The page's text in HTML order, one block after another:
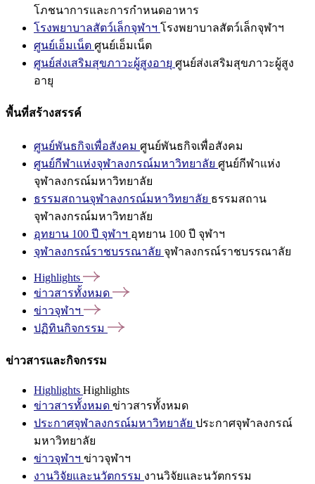
โภชนาการและการกำหนดอาหาร
โรงพยาบาลสัตว์เล็กจุฬาฯ โรงพยาบาลสัตว์เล็กจุฬาฯ
ศูนย์เอ็มเน็ต ศูนย์เอ็มเน็ต
ศูนย์ส่งเสริมสุขภาวะผู้สูงอายุ ศูนย์ส่งเสริมสุขภาวะผู้สูง
อายุ
พื้นที่สร้างสรรค์
ศูนย์พันธกิจเพื่อสังคม ศูนย์พันธกิจเพื่อสังคม
ศูนย์กีฬาแห่งจุฬาลงกรณ์มหาวิทยาลัย ศูนย์กีฬาแห่ง
จุฬาลงกรณ์มหาวิทยาลัย
ธรรมสถานจุฬาลงกรณ์มหาวิทยาลัย ธรรมสถาน
จุฬาลงกรณ์มหาวิทยาลัย
อุทยาน 100 ปี จุฬาฯ อุทยาน 100 ปี จุฬาฯ
จุฬาลงกรณ์ราชบรรณาลัย จุฬาลงกรณ์ราชบรรณาลัย
Highlights
ข่าวสารทั้งหมด
ข่าวจุฬาฯ
ปฏิทินกิจกรรม
ข่าวสารและกิจกรรม
Highlights Highlights
ข่าวสารทั้งหมด ข่าวสารทั้งหมด
ประกาศจุฬาลงกรณ์มหาวิทยาลัย ประกาศจุฬาลงกรณ์
มหาวิทยาลัย
ข่าวจุฬาฯ ข่าวจุฬาฯ
งานวิจัยและนวัตกรรม งานวิจัยและนวัตกรรม